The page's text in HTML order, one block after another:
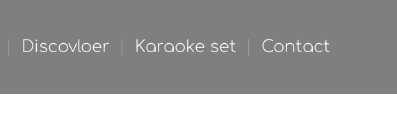
Discovloer Karaoke set Contact